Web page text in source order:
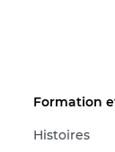
Formation
Histoires